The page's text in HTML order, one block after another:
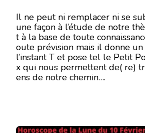
Il ne peut ni remplacer ni se
une façon à l’étude de notre
t à la base de toute
oute prévision mais il donne
l’instant T et pose tel le Petit
x qui nous permettent de( re)
ens de notre chemin….